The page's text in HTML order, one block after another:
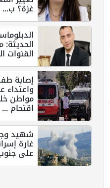
غزة؟ ب...
الحديثة:
القنوات
إصابة
واعتداء
مواطن
اقتحام ...
شهيد
غارة
على